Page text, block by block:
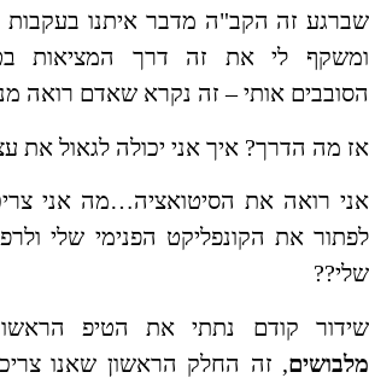
שברגע זה הקב"ה מדבר איתנו בעקבות
ומשקף לי את זה דרך המציאות
הסובבים אותי – זה נקרא שאדם רואה
אז מה הדרך? איך אני יכולה לגאול את
אני רואה את הסיטואציה…מה אני
לפתור את הקונפליקט הפנימי שלי
שלי??
שידור קודם נתתי את הטיפ
מלבושים, זה החלק הראשון שאנו